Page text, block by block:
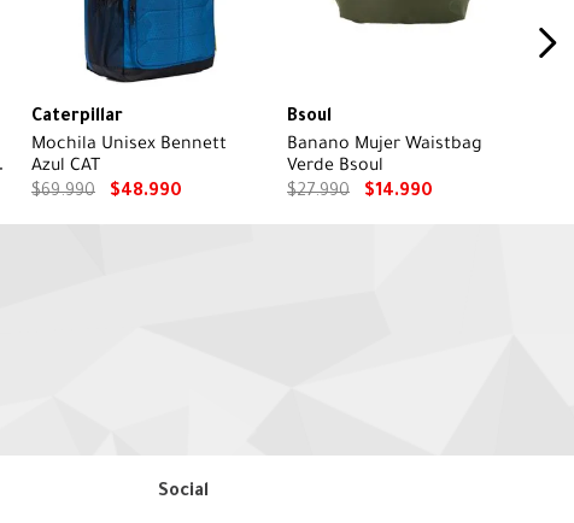
Caterpillar
Mochila Unisex Bennett
Azul CAT
$69.990 $48.990
Bsoul
Banano Mujer Waistbag
Verde Bsoul
$27.990 $14.990
Social